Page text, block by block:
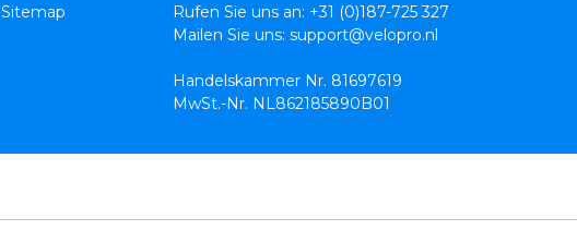
Sitemap
Rufen Sie uns an: +31 (0)187-725 327
Mailen Sie uns: support@velopro.nl
Handelskammer Nr. 81697619
MwSt.-Nr. NL862185890B01